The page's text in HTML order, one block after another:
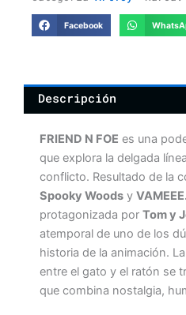
Facebook
Descripción
FRIEND N FOE es una
que explora la delgada
conflicto. Resultado de la
Spooky Woods y
protagonizada por Tom y
atemporal de uno de los
historia de la animación.
entre el gato y el ratón se
que combina nostalgia,